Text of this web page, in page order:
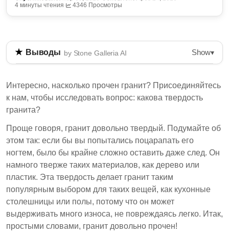
4 минуты чтения· 4346 Просмотры
Выводы by Stone Galleria AI Show▾
указывает на его твердость и устойчивость к
царапинам. Он тверже мрамора, который
занимает от 3 до 4, что делает гранит
проходимостью. Кварц, искусственный камень,
также имеет рейтинг твердости около 7,
сопоставимый с гранитом.
Твердость гранита делает его подходящим для
столешниц и полов благодаря его прочности.
Мрамор мягче гранита, с рейтингом по шкале
Мооса от 3 до 4.
Интересно, насколько прочен гранит? Присоединяйтесь
к нам, чтобы исследовать вопрос: какова твердость
гранита?
Проще говоря, гранит довольно твердый. Подумайте об
этом так: если бы вы попытались поцарапать его
ногтем, было бы крайне сложно оставить даже след. Он
намного тверже таких материалов, как дерево или
пластик. Эта твердость делает гранит таким
популярным выбором для таких вещей, как кухонные
столешницы или полы, потому что он может
выдерживать много износа, не повреждаясь легко. Итак,
простыми словами, гранит довольно прочен!